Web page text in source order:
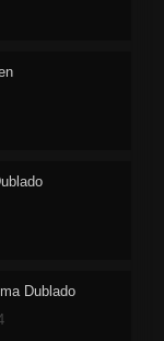
Dublado